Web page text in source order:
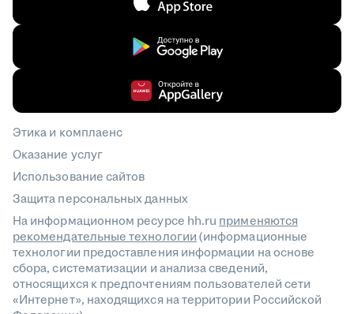
Этика и комплаенс
Оказание услуг
Использование сайтов
Защита персональных данных
На информационном ресурсе hh.ru применяются
рекомендательные технологии(информационные
технологии предоставления информации на основе
сбора, систематизации и анализа сведений,
относящихся к предпочтениям пользователей сети
«Интернет», находящихся на территории Российской